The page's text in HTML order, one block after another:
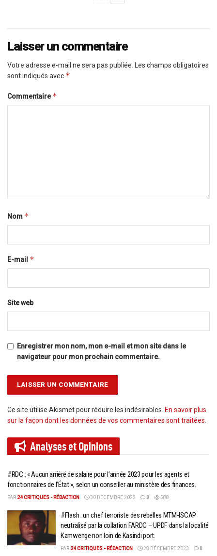
Laisser un commentaire
Votre adresse e-mail ne sera pas publiée.
Les champs obligatoires
sont indiqués avec *
Commentaire*
Nom *
E-mail *
Site web
Enregistrer mon nom, mon e-mail et mon site dans le
navigateur pour mon prochain commentaire.
Ce site utilise Akismet pour réduire les indésirables. En savoir plus
sur la façon dont les données de vos commentaires sont traitées
Analyses etOpinions
#RDC : « Aucun arriéré de salaire pour l’année 2023 pour les agents et
fonctionnaires de l’État », selon un conseiller au ministère des finances.
PAR 24 CRITIQUES - RÉDACTION 30 DÉCEMBRE 2023 0 588
#Flash : un chef terroriste des rebelles MTM-ISCAP
neutralisé par la collation FARDC – UPDF dans la localité
Kamwenge non loin de Kasindi port.
PAR 24 CRITIQUES - RÉDACTION 28 DÉCEMBRE 2023
0